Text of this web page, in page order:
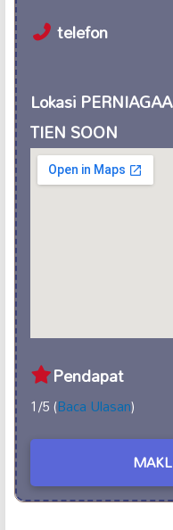
telefon
Lokasi
TIEN SOON
Pendapat
1/5 (Baca Ulasan)